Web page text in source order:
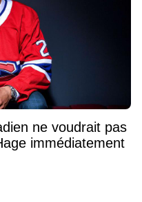
ne voudrait pas
immédiatement